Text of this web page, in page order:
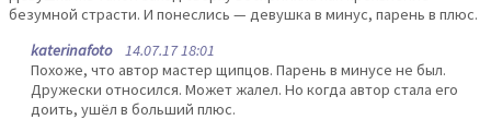
безумной страсти. И понеслись — девушка в минус, парень в плюс.
katerinafoto14.07.17 18:01
Похоже, что автор мастер щипцов. Парень в минусе не был.
Дружески относился. Может жалел. Но когда автор стала его
доить, ушёл в больший плюс.